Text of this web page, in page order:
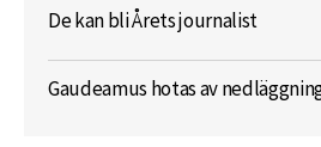
De kan bli Årets journalist
Gaudeamus hotas av